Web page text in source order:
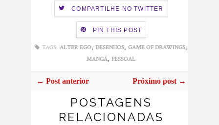
COMPARTILHE NO TWITTER
PIN THIS POST
TAGS: ALTER EGO,DESENHOS,GAME OF DRAWINGS,
MANGÁ,PESSOAL
← Post anterior Próximo post →
POSTAGENS
RELACIONADAS